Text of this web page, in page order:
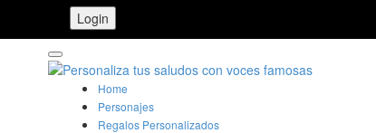
Home
Personajes
Regalos Personalizados